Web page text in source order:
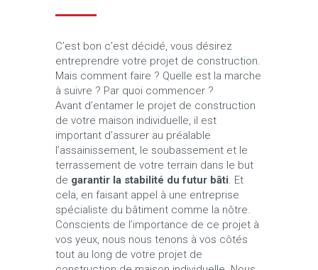
C’est bon c’est décidé, vous désirez
entreprendre votre projet de construction.
Mais comment faire ? Quelle est la marche
à suivre ? Par quoi commencer ?
Avant d’entamer le projet de construction
de votre maison individuelle, il est
important d’assurer au préalable
l’assainissement, le soubassement et le
terrassement de votre terrain dans le but
de garantir la stabilité du futur bâti. Et
cela, en faisant appel à une entreprise
spécialiste du bâtiment comme la nôtre.
Conscients de l’importance de ce projet à
vos yeux, nous nous tenons à vos côtés
tout au long de votre projet de